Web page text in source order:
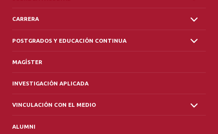
CARRERA
POSTGRADOS Y EDUCACIÓN CONTINUA
MAGÍSTER
INVESTIGACIÓN APLICADA
VINCULACIÓN CON EL MEDIO
ALUMNI